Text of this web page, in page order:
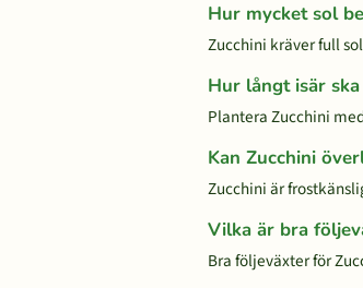
Hur mycket sol
Zucchini kräver full
Hur långt isär
Plantera Zucchini
Kan Zucchini
Zucchini är
Vilka är bra
Bra följeväxter för